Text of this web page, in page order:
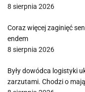
8 sierpnia 2026
Coraz więcej zaginięć
endem
8 sierpnia 2026
Były dowódca logistyki
zarzutami. Chodzi o